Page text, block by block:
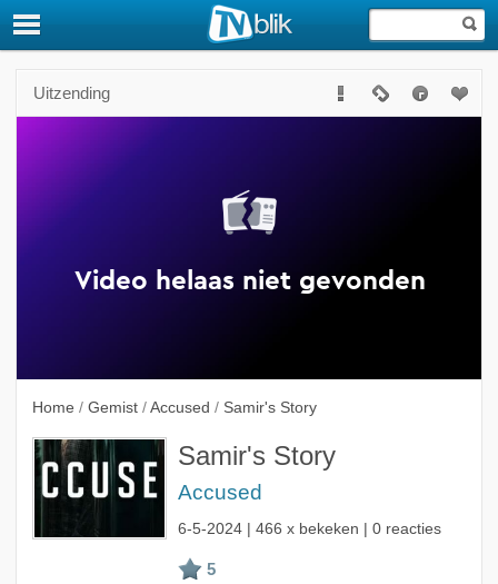
Uitzending
Home / Gemist / Accused / Samir's Story
Samir's Story
Accused
6-5-2024| 466 x bekeken | 0 reacties